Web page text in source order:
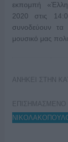
εκπομπή
2020 στις
συνοδεύουν τα
μουσικό μας
ΑΝΗΚΕΙ ΣΤΗΝ
ΕΠΙΣΗΜΑΣΜΕΝΟ